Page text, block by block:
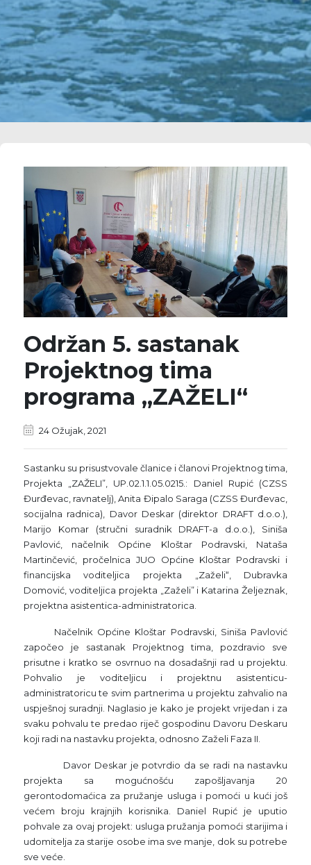
Održan 5. sastanak
Projektnog tima
programa „ZAŽELI“
24 Ožujak, 2021
Sastanku su prisustvovale članice i članovi Projektnog tima,
Projekta „ZAŽELI”, UP.02.1.1.05.0215.: Daniel Rupić (CZSS
Đurđevac, ravnatelj), Anita Đipalo Saraga (CZSS Đurđevac,
socijalna radnica), Davor Deskar (direktor DRAFT d.o.o.),
Marijo Komar (stručni suradnik DRAFT-a d.o.o.), Siniša
Pavlović, načelnik Općine Kloštar Podravski, Nataša
Martinčević, pročelnica JUO Općine Kloštar Podravski i
financijska voditeljica projekta „Zaželi“, Dubravka
Domović, voditeljica projekta „Zaželi” i Katarina Željeznak,
projektna asistentica-administratorica.
Načelnik Općine Kloštar Podravski, Siniša Pavlović
započeo je sastanak Projektnog tima, pozdravio sve
prisutne i kratko se osvrnuo na dosadašnji rad u projektu.
Pohvalio je voditeljicu i projektnu asistenticu-
administratoricu te svim partnerima u projektu zahvalio na
uspješnoj suradnji. Naglasio je kako je projekt vrijedan i za
svaku pohvalu te predao riječ gospodinu Davoru Deskaru
koji radi na nastavku projekta, odnosno Zaželi Faza II.
Davor Deskar je potvrdio da se radi na nastavku
projekta sa mogućnošću zapošljavanja 20
gerontodomaćica za pružanje usluga i pomoći u kući još
većem broju krajnjih korisnika. Daniel Rupić je uputio
pohvale za ovaj projekt: usluga pružanja pomoći starijima i
udomitelja za starije osobe ima sve manje, dok su potrebe
sve veće.